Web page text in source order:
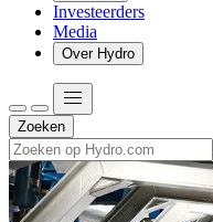
Investeerders
Media
Over Hydro
Zoeken